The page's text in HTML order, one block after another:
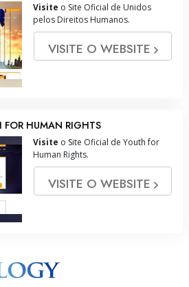
Visite o Site Oficial de Unidos
pelos Direitos Humanos.
VISITE O WEBSITE
FOR HUMAN RIGHTS
Visite o Site Oficial de Youth for
Human Rights.
VISITE O WEBSITE